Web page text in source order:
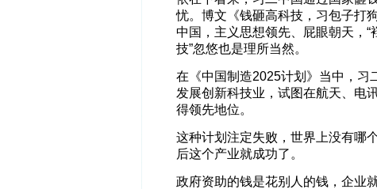
忧。博文《钱砸高科技，习包子打
中国，主义思想领先、屁眼朝天，“
技”忽悠也是理所当然。
在《中国制造2025计划》当中，习
发展创新科技业，试图在航天、电
得领先地位。
这种计划注定失败，世界上没有哪
后这个产业就成功了。
政府资助的钱是花别人的钱，企业